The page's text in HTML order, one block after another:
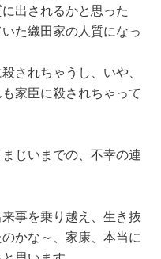
出されるかと思った
た織田家の人質になっ
されちゃうし、いや、
家臣に殺されちゃって
じいまでの、不幸の連
事を乗り越え、生き抜
かな～、家康、本当に